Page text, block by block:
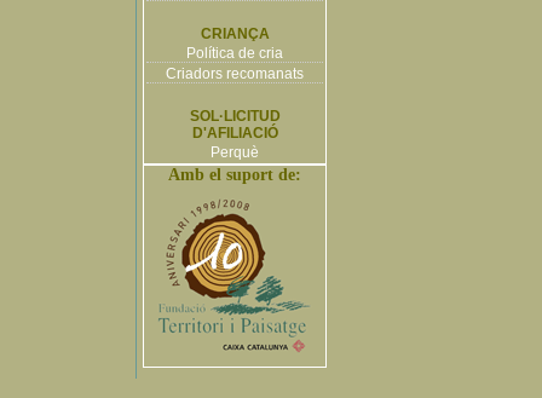
CRIANÇA
Política de cria
Criadors recomanats
SOL·LICITUD
D'AFILIACIÓ
Perquè
Amb el suport de: